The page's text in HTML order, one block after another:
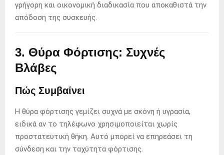
γρήγορη και οικονομική διαδικασία που αποκαθιστά την
απόδοση της συσκευής.
3. Θύρα Φόρτισης: Συχνές
Βλάβες
Πώς Συμβαίνει
Η θύρα φόρτισης γεμίζει συχνά με σκόνη ή υγρασία,
ειδικά αν το τηλέφωνο χρησιμοποιείται χωρίς
προστατευτική θήκη. Αυτό μπορεί να επηρεάσει τη
σύνδεση και την ταχύτητα φόρτισης.